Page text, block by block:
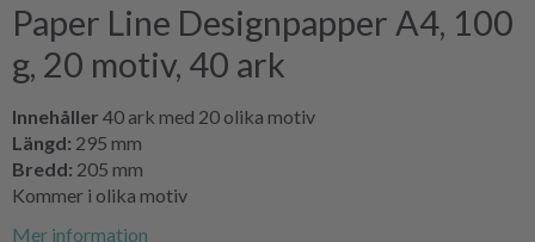
Paper Line Designpapper A4, 100
g, 20 motiv, 40 ark
Innehåller 40 ark med 20 olika motiv
Längd: 295 mm
Bredd: 205 mm
Kommer i olika motiv
Mer information